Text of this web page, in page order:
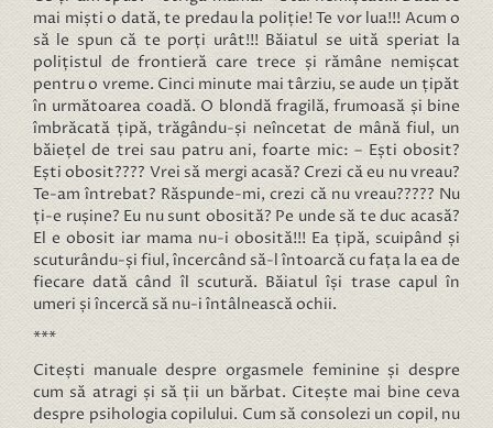
mai miști o dată, te predau la poliție! Te vor lua!!! Acum o
să le spun că te porți urât!!! Băiatul se uită speriat la
polițistul de frontieră care trece și rămâne nemișcat
pentru o vreme. Cinci minute mai târziu, se aude un țipăt
în următoarea coadă. O blondă fragilă, frumoasă și bine
îmbrăcată țipă, trăgându-și neîncetat de mână fiul, un
băiețel de trei sau patru ani, foarte mic: – Ești obosit?
Ești obosit???? Vrei să mergi acasă? Crezi că eu nu vreau?
Te-am întrebat? Răspunde-mi, crezi că nu vreau????? Nu
ți-e rușine? Eu nu sunt obosită? Pe unde să te duc acasă?
El e obosit iar mama nu-i obosită!!! Ea țipă, scuipând și
scuturându-și fiul, încercând să-l întoarcă cu fața la ea de
fiecare dată când îl scutură. Băiatul își trase capul în
umeri și încercă să nu-i întâlnească ochii.
***
Citești manuale despre orgasmele feminine și despre
cum să atragi și să ții un bărbat. Citește mai bine ceva
despre psihologia copilului. Cum să consolezi un copil, nu